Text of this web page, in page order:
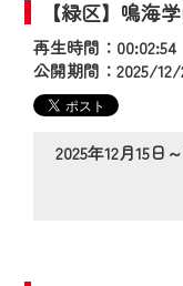
【緑区】鳴海
再生時間：
公開期間：2025/
2025年12月15日
【変更点】
◆デザイン変
の動画コンテ
◆当社アプリ
でも・どこで